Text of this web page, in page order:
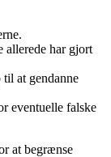
allerede har gjort
at gendanne
eventuelle falske
at begrænse